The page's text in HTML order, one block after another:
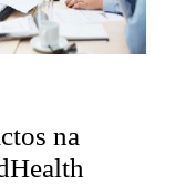
na